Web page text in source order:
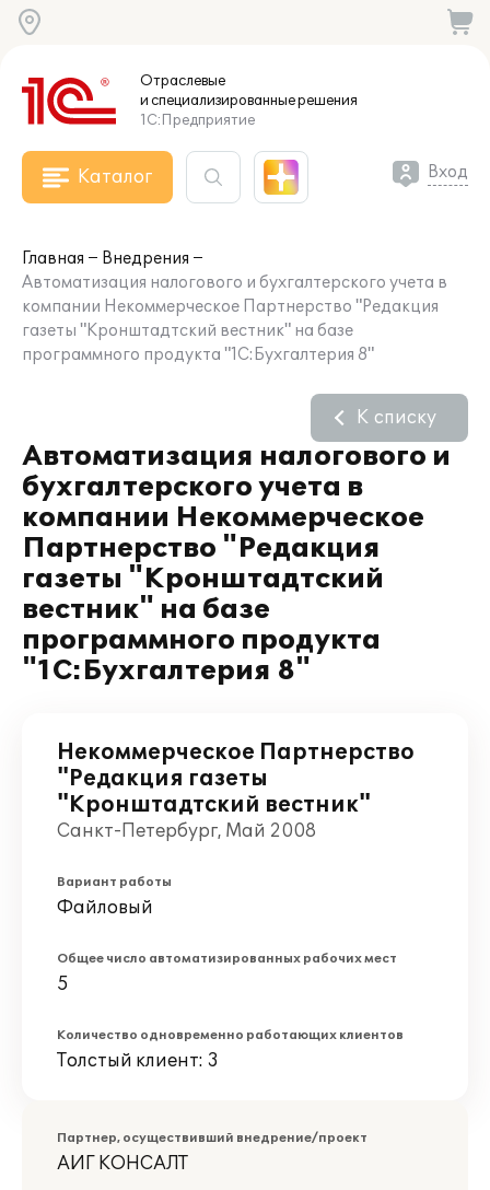
Отраслевые
и специализированныерешения
1С:Предприятие
Каталог Вход
Главная
Внедрения
Автоматизация налогового и бухгалтерского учета в
компании Некоммерческое Партнерство "Редакция
газеты "Кронштадтский вестник" на базе
программного продукта "1С:Бухгалтерия 8"
Автоматизация налогового и
бухгалтерского учета в
компании Некоммерческое
Партнерство "Редакция
газеты "Кронштадтский
вестник" на базе
программного продукта
"1С:Бухгалтерия 8"
К списку
Некоммерческое Партнерство
"Редакция газеты
"Кронштадтский вестник"
Санкт-Петербург, Май 2008
Вариант работы
Файловый
Общее число автоматизированных рабочих мест
5
Количество одновременно работающих клиентов
Толстый клиент: 3
Партнер, осуществивший внедрение/проект
АИГ КОНСАЛТ